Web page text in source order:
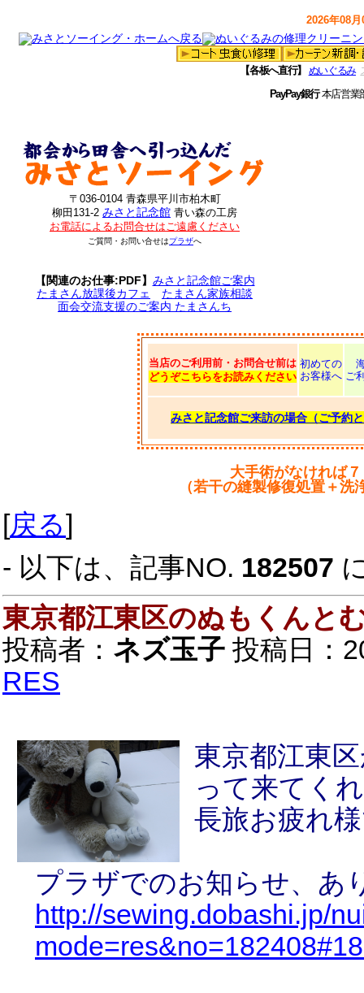
2026年08
【各板へ直行】 ぬいぐるみ
PayPay銀行本店営
〒036-0104 青森県平川市柏木町
柳田131-2 みさと記念館 青い森の工房
お電話によるお問合せはご遠慮ください
ご質問・お問い合せはプラザへ
【関連のお仕事:PDF】 みさと記念館ご案内
たまさん放課後カフェ
たまさん家族相談
面会交流支援のご案内 たまさんち
当店のご利用前・お問合せ前は
どうぞこちらをお読みください
初めての
お客様へ ご
みさと記念館ご来訪の場合（ご予約
大手術がなければ
（若干の縫製修復処置＋
[戻る]
- 以下は、記事NO. 182507
東京都江東区のぬもくんと
投稿者： ネズ玉子 投稿日：
RES
東京都江東
って来てく
長旅お疲れ
プラザでのお知らせ、あ
http://sewing.dobashi.jp/